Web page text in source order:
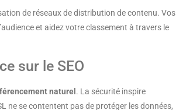
de réseaux de distribution de contenu. Vos
et aidez votre classement à travers le
sur le SEO
naturel . La sécurité inspire
ne se contentent pas de protéger les données,